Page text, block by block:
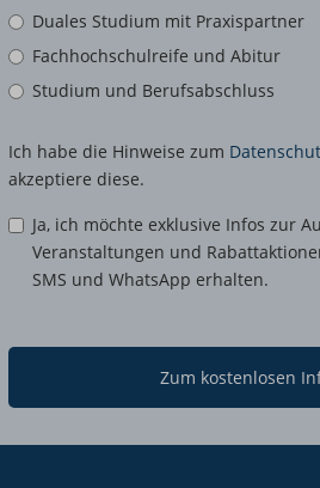
Duales Studium mit Praxispartner
Fachhochschulreife und Abitur
Studium und Berufsabschluss
Ich habe die Hinweise zum
akzeptiere diese.
Ja, ich möchte exklusive Infos zur
Veranstaltungen und
SMS und WhatsApp erhalten.
Zum kostenlosen